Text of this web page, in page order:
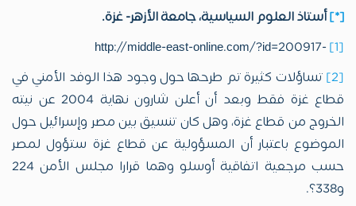
[*]أستاذ العلوم السياسية، جامعة الأزهر- غزة.
[1]
-http://middle-east-online.com/?id=200917
[2]
تساؤلات كثيرة تم طرحها حول وجود هذا الوفد الأمني في
قطاع غزة فقط وبعد أن أعلن شارون نهاية 2004 عن نيته
الخروج من قطاع غزة، وهل كان تنسيق بين مصر وإسرائيل حول
الموضوع باعتبار أن المسؤولية عن قطاع غزة ستؤول لمصر
حسب مرجعية اتفاقية أوسلو وهما قرارا مجلس الأمن 224
و338؟.